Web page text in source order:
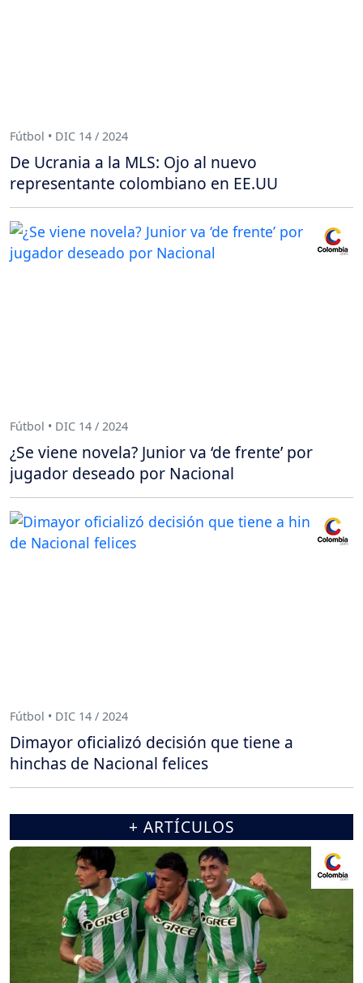
Fútbol • DIC 14 / 2024
De Ucrania a la MLS: Ojo al nuevo
representante colombiano en EE.UU
Fútbol • DIC 14 / 2024
¿Se viene novela? Junior va ‘de frente’ por
jugador deseado por Nacional
Fútbol • DIC 14 / 2024
Dimayor oficializó decisión que tiene a
hinchas de Nacional felices
+ ARTÍCULOS